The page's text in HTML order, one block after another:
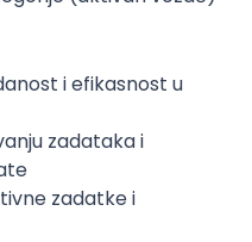
i efikasnost u
zadataka i
zadatke i